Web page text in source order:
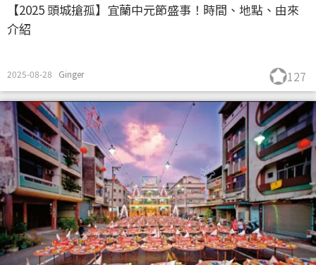
【2025 頭城搶孤】宜蘭中元節盛事！時間、地點、由來
介紹
2025-08-28 Ginger 127